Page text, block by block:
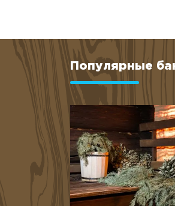
Популярные